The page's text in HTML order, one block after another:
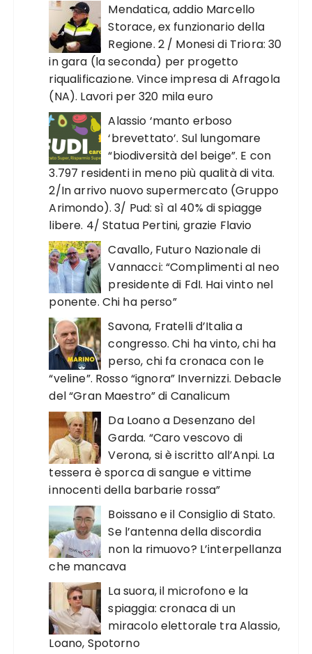
Mendatica, addio Marcello
Storace, ex funzionario della
Regione. 2 / Monesi di Triora: 30
in gara (la seconda) per progetto
riqualificazione. Vince impresa di Afragola
(NA). Lavori per 320 mila euro
Alassio ‘manto erboso
‘brevettato’. Sul lungomare
“biodiversità del beige”. E con
3.797 residenti in meno più qualità di vita.
2/In arrivo nuovo supermercato (Gruppo
Arimondo). 3/ Pud: sì al 40% di spiagge
libere. 4/ Statua Pertini, grazie Flavio
Cavallo, Futuro Nazionale di
Vannacci: “Complimenti al neo
presidente di FdI. Hai vinto nel
ponente. Chi ha perso”
Savona, Fratelli d’Italia a
congresso. Chi ha vinto, chi ha
perso, chi fa cronaca con le
“veline”. Rosso “ignora” Invernizzi. Debacle
del “Gran Maestro” di Canalicum
Da Loano a Desenzano del
Garda. “Caro vescovo di
Verona, si è iscritto all’Anpi. La
tessera è sporca di sangue e vittime
innocenti della barbarie rossa”
Boissano e il Consiglio di Stato.
Se l’antenna della discordia
non la rimuovo? L’interpellanza
che mancava
La suora, il microfono e la
spiaggia: cronaca di un
miracolo elettorale tra Alassio,
Loano, Spotorno